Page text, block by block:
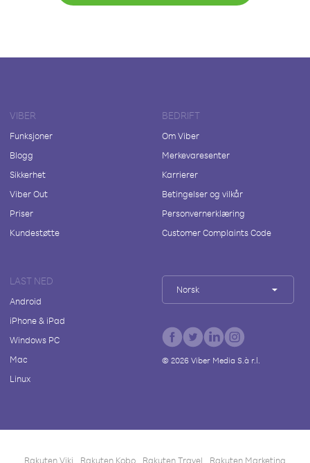
VIBER
Funksjoner
Blogg
Sikkerhet
Viber Out
Priser
Kundestøtte
BEDRIFT
Om Viber
Merkevaresenter
Karrierer
Betingelser og vilkår
Personvernerklæring
Customer Complaints Code
LAST NED
Android
iPhone & iPad
Windows PC
Mac
Linux
Norsk
© 2026Viber Media S.à r.l.
Rakuten Viki Rakuten Kobo Rakuten Travel Rakuten Marketing